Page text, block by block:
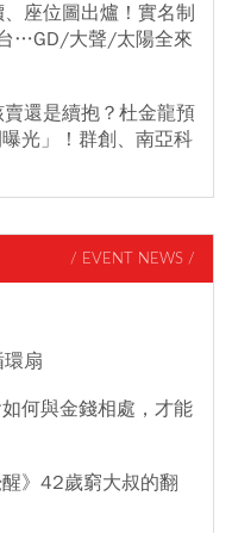
座位圖出爐！實名制
…GD/大聲/太陽全來
還是續抱？杜金龍預
光」！群創、南亞科
/ EVENT NEWS /
扇
何與金錢相處，才能
》42歲窮大叔的翻